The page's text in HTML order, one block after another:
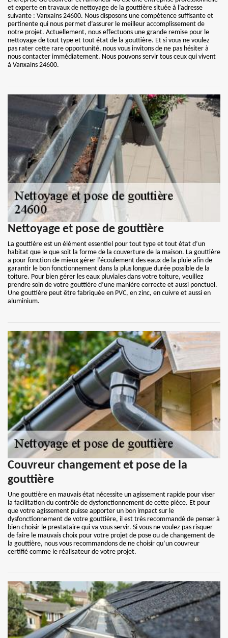
et experte en travaux de nettoyage de la gouttière située à l’adresse
suivante : Vanxains 24600. Nous disposons une compétence suffisante et
pertinente qui nous permet d’assurer le meilleur accomplissement de
notre projet. Actuellement, nous effectuons une grande remise pour le
nettoyage de tout type et tout état de la gouttière. Et si vous ne voulez
pas rater cette rare opportunité, nous vous invitons de ne pas hésiter à
nous contacter immédiatement. Nous pouvons servir tous ceux qui vivent
à Vanxains 24600.
Nettoyage et pose de gouttière
La gouttière est un élément essentiel pour tout type et tout état d’un
habitat que le que soit la forme de la couverture de la maison. La gouttière
a pour fonction de mieux gérer l’écoulement des eaux de la pluie afin de
garantir le bon fonctionnement dans la plus longue durée possible de la
toiture. Pour bien gérer les eaux pluviales dans votre toiture, veuillez
prendre soin de votre gouttière d’une manière correcte et aussi ponctuel.
Une gouttière peut être fabriquée en PVC, en zinc, en cuivre et aussi en
aluminium.
Couvreur changement et pose de la
gouttière
Une gouttière en mauvais état nécessite un agissement rapide pour viser
la facilitation du contrôle de dysfonctionnement de cette pièce. Et pour
que votre agissement puisse apporter un bon impact sur le
dysfonctionnement de votre gouttière, il est très recommandé de penser à
bien choisir le prestataire qui va vous servir. Si vous ne voulez pas risquer
de faire le mauvais choix pour votre projet de pose ou de changement de
la gouttière, nous vous recommandons de ne choisir qu’un couvreur
certifié comme le réalisateur de votre projet.